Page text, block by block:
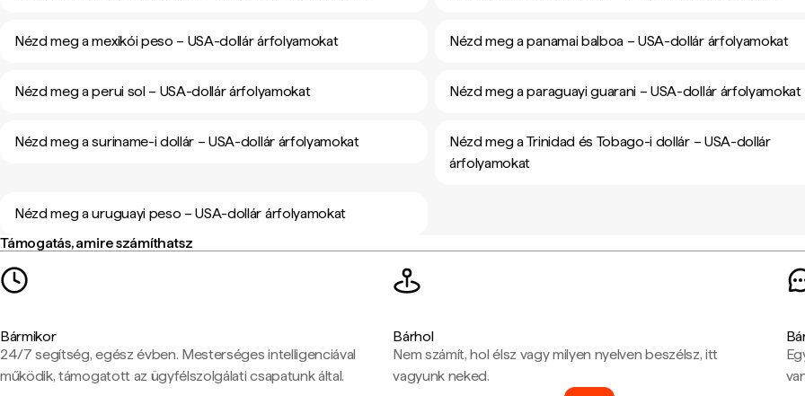
Nézd meg a mexikói peso – USA-dollár árfolyamokat Nézd meg a panamai balboa – USA-dollár árfolyamokat
Nézd meg a perui sol – USA-dollár árfolyamokat Nézd meg a paraguayi guarani – USA-dollár árfolyamokat
Nézd meg a suriname-i dollár – USA-dollár árfolyamokat
Nézd meg a Trinidad és Tobago-i dollár – USA-dollár
árfolyamokat
Nézd meg a uruguayi peso – USA-dollár árfolyamokat
Támogatás, amire számíthatsz
Bármikor
24/7 segítség, egész évben. Mesterséges intelligenciával
működik, támogatott az ügyfélszolgálati csapatunk által.
Bárhol
Nem számít, hol élsz vagy milyen nyelven beszélsz, itt
vagyunk neked.